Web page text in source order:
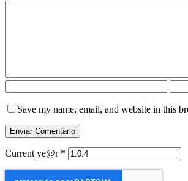
Save my name, email, and website in this
Current ye@r *